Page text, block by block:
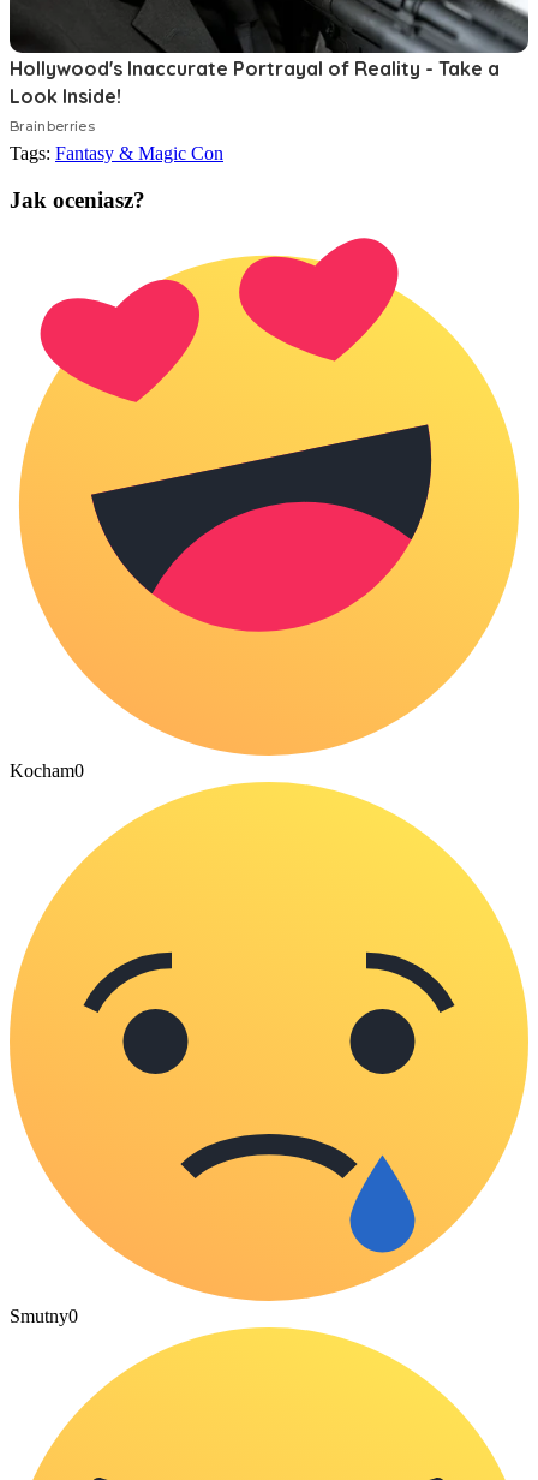
Tags: Fantasy & Magic Con
Jak oceniasz?
Kocham0
Smutny0